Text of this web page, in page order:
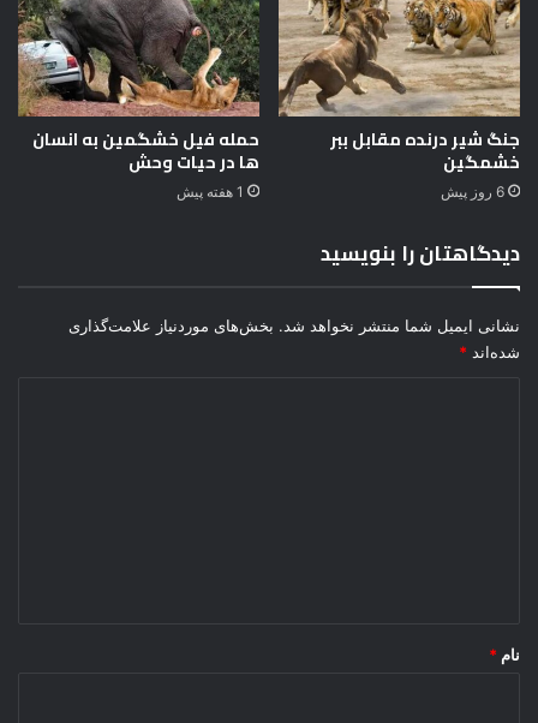
جنگ شیر درنده مقابل ببر
خشمگین
6 روز پیش
حمله فیل خشگمین به انسان
ها در حیات وحش
1 هفته پیش
دیدگاهتان را بنویسید
نشانی ایمیل شما منتشر نخواهد شد. بخش‌های موردنیاز علامت‌گذاری
شده‌اند *
نام *